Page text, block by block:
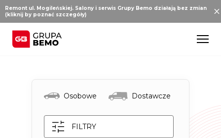
Remont ul. Mogileńskiej. Salony i serwis Grupy Bemo działają bez zmian
(kliknij by poznać szczegóły)
Osobowe Dostawcze
FILTRY